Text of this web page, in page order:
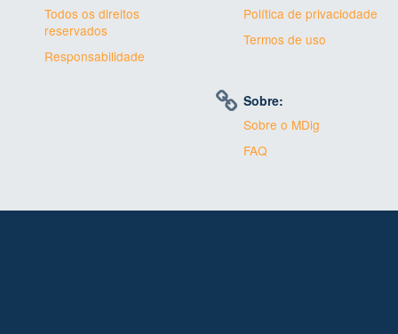
Todos os direitos
reservados
Responsabilidade
Política de privaciodade
Termos de uso
Sobre:
Sobre o MDig
FAQ